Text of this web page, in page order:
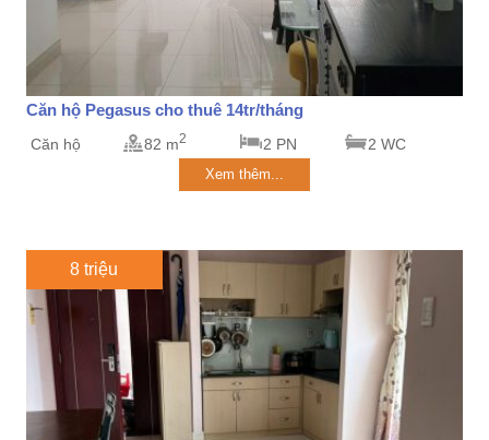
Căn hộ Pegasus cho thuê 14tr/tháng
Căn hộ 82 m2 2 PN 2 WC
Xem thêm...
8 triệu